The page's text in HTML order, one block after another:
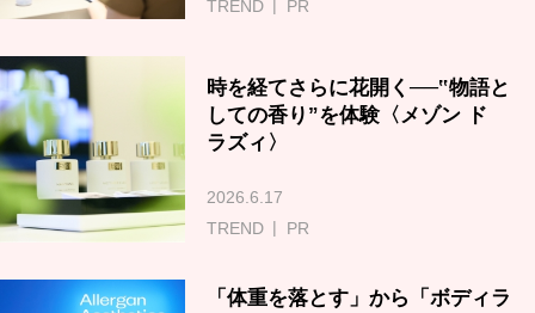
TREND
PR
時を経てさらに花開く──‟物語と
しての香り”を体験〈メゾン ド
ラズィ〉
2026.6.17
TREND
PR
「体重を落とす」から「ボディラ